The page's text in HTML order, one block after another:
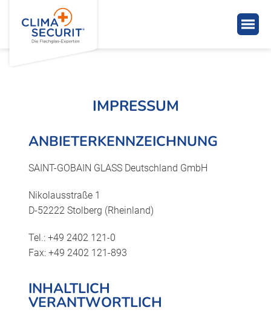
IMPRESSUM
ANBIETERKENNZEICHNUNG
SAINT-GOBAIN GLASS Deutschland GmbH
Nikolausstraße 1
D-52222 Stolberg (Rheinland)
Tel.: +49 2402 121-0
Fax: +49 2402 121-893
INHALTLICH
VERANTWORTLICH